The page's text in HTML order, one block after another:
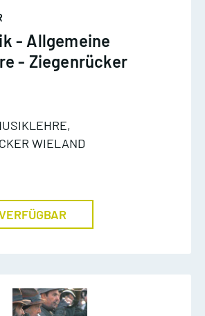
- Allgemeine
- Ziegenrücker
WIELAND